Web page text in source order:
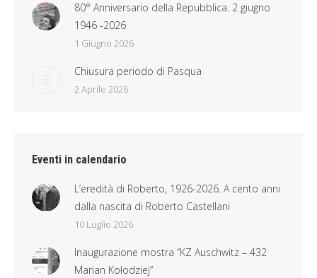
80° Anniversario della Repubblica. 2 giugno
1946 -2026
1 Giugno 2026
Chiusura periodo di Pasqua
2 Aprile 2026
Eventi in calendario
L’eredità di Roberto, 1926-2026. A cento anni
dalla nascita di Roberto Castellani
10 Luglio 2026
Inaugurazione mostra “KZ Auschwitz – 432
Marian Kołodziej”